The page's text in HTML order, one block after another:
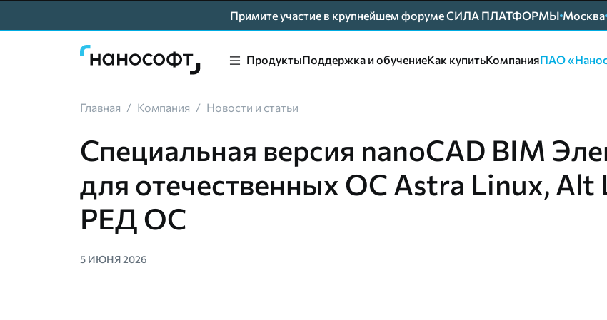
Примите участие в крупнейшем форуме СИЛА ПЛАТФОРМЫ Москва
ПродуктыПоддержка и обучениеКак купитьКомпанияПАО
Главная / Компания / Новости и статьи
Специальная версия nanoCAD BIM
для отечественных ОС Astra Linux, Alt
РЕД ОС
5 ИЮНЯ 2026